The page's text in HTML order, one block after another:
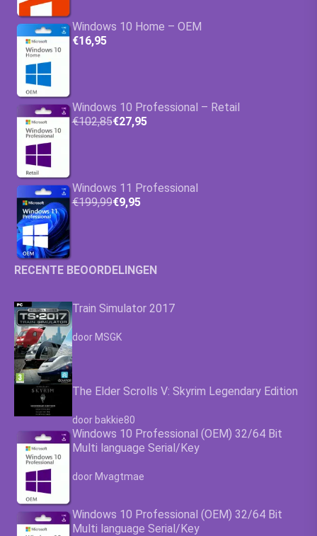
Windows 10 Home – OEM
€16,95
Windows 10 Professional – Retail
€102,85€27,95
Windows 11 Professional
€199,99€9,95
RECENTE BEOORDELINGEN
Train Simulator 2017
Waardering
door MSGK
The Elder Scrolls V: Skyrim Legendary Edition
Waardering4.63
door bakkie80
Windows 10 Professional (OEM) 32/64 Bit
Multi language Serial/Key
Waardering4.63
door Mvagtmae
Windows 10 Professional (OEM) 32/64 Bit
Multi language Serial/Key